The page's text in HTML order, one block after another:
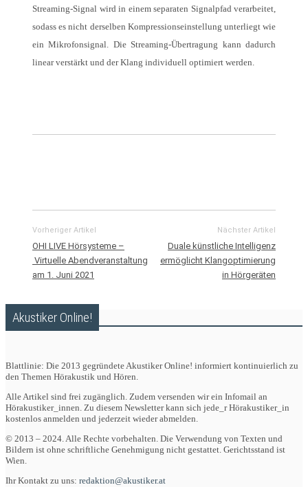
Streaming-Signal wird in einem separaten Sig­nalpfad verarbeitet,
sodass es nicht derselben Kompressionseinstellung unterliegt wie
ein Mikrofonsignal. Die Streaming-Übertragung kann dadurch
linear verstärkt und der Klang individuell optimiert werden.
Vorheriger Artikel
OHI LIVE Hörsysteme –
Virtuelle Abendveranstaltung
am 1. Juni 2021
Nächster Artikel
Duale künstliche Intelligenz
ermöglicht Klangoptimierung
in Hörgeräten
Akustiker Online!
Blattlinie: Die 2013 gegründete Akustiker Online! informiert kontinuierlich zu
den Themen Hörakustik und Hören.
Alle Artikel sind frei zugänglich. Zudem versenden wir ein Infomail an
Hörakustiker_innen. Zu diesem Newsletter kann sich jede_r Hörakustiker_in
kostenlos anmelden und jederzeit wieder abmelden.
© 2013 – 2024. Alle Rechte vorbehalten. Die Verwendung von Texten und
Bildern ist ohne schriftliche Genehmigung nicht gestattet. Gerichtsstand ist
Wien.
Ihr Kontakt zu uns: redaktion@akustiker.at